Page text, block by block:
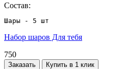
Состав:
Шары - 5 шт
Набор шаров Для тебя
750
Заказать Купить в 1 клик